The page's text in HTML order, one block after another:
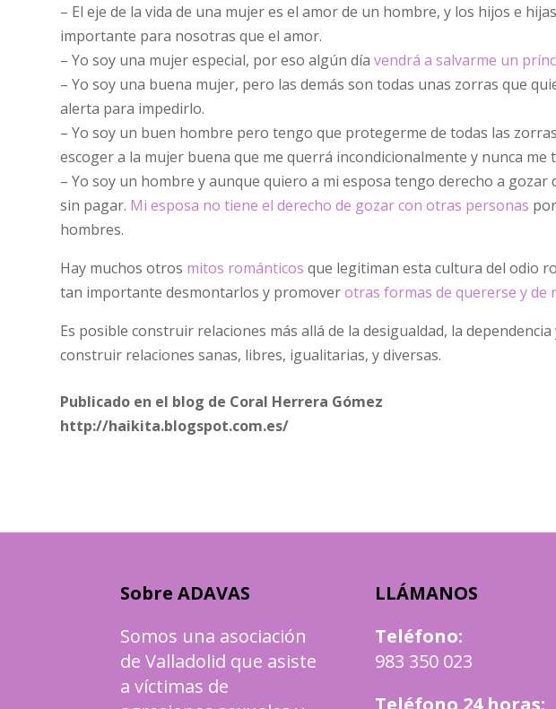
– El eje de la vida de una mujer es el amor de un hombre, y los hijos e
importante para nosotras que el amor.
– Yo soy una mujer especial, por eso algún díavendrá a salvarme un
– Yo soy una buena mujer, pero las demás son todas unas zorras que
alerta para impedirlo.
– Yo soy un buen hombre pero tengo que protegerme de todas las
escoger a la mujer buena que me querrá incondicionalmente y nunca me
– Yo soy un hombre y aunque quiero a mi esposa tengo derecho a
sin pagar. Mi esposa no tiene el derecho de gozar con otras personas
hombres.
Hay muchos otros mitos románticos que legitiman esta cultura del odio
tan importante desmontarlos y promoverotras formas de quererse y de
Es posible construir relaciones más allá de la desigualdad, la
construir relaciones sanas, libres, igualitarias, y diversas.
Publicado en el blog de Coral Herrera Gómez
http://haikita.blogspot.com.es/
Sobre ADAVAS
Somos una asociación
de Valladolid que asiste
a víctimas de
LLÁMANOS
Teléfono:
983 350 023